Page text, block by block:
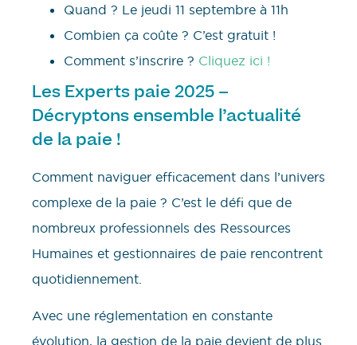
Quand ? Le jeudi 11 septembre à 11h
Combien ça coûte ? C’est gratuit !
Comment s’inscrire ? Cliquez ici !
Les Experts paie 2025 –
Décryptons ensemble l’actualité
de la paie !
Comment naviguer efficacement dans l’univers
complexe de la paie ? C’est le défi que de
nombreux professionnels des Ressources
Humaines et gestionnaires de paie rencontrent
quotidiennement.
Avec une réglementation en constante
évolution, la gestion de la paie devient de plus